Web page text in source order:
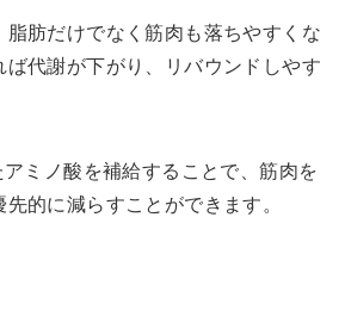
肪だけでなく筋肉も落ちやすくな
ば代謝が下がり、リバウンドしやす
ミノ酸を補給することで、筋肉を
的に減らすことができます。